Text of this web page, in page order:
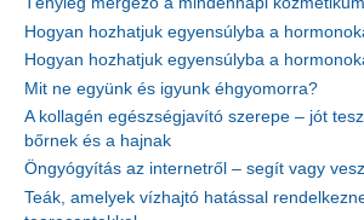
Hogyan hozhatjuk egyensúlyba a
Hogyan hozhatjuk egyensúlyba a
Mit ne együnk és igyunk éhgyomorra?
A kollagén egészségjavító szerepe – jót
bőrnek és a hajnak
Öngyógyítás az internetről – segít vagy
Teák, amelyek vízhajtó hatással